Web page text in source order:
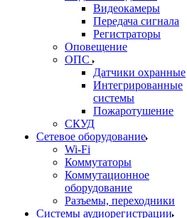
Видеокамеры
Передача сигнала
Регистраторы
Оповещение
ОПС
Датчики охранные
Интегрированные
системы
Пожаротушение
СКУД
Сетевое оборудование
Wi-Fi
Коммутаторы
Коммутационное
оборудование
Разъемы, переходники
Системы аудиорегистрации